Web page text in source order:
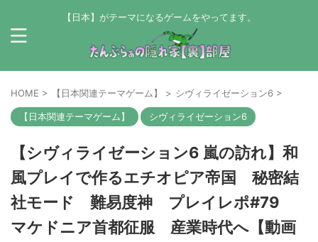
【日本】がテーマになるゲームをやってます。
HOME > 【日本関連テーマゲーム】 > シヴィライゼーション6 >
【日本関連テーマゲーム】 シヴィライゼーション6
【シヴィライゼーション6 嵐の訪れ】和
風プレイで作るエチオピア帝国 秘密結
社モード 難易度神 プレイレポ#79
マケドニア首都征服 産業時代へ【動画